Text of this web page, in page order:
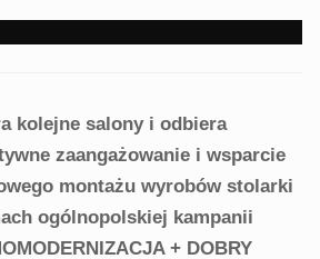
kolejne salony i odbiera
zaangażowanie i wsparcie
montażu wyrobów stolarki
ogólnopolskiej kampanii
+ DOBRY